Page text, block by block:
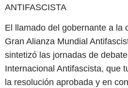
ANTIFASCISTA
El llamado del gobernante a la
Gran Alianza Mundial
sintetizó las jornadas de
Internacional Antifascista, que
la resolución aprobada y en